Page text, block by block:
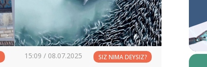
15:09 / 08.07.2025 SIZ NIMA DEYSIZ?